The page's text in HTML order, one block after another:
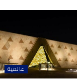
عالمية